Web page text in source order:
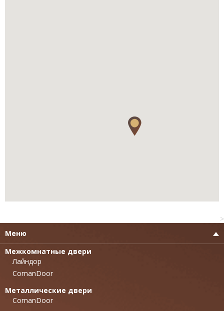
>
Меню
Межкомнатные двери
Лайндор
ComanDoor
Металлические двери
ComanDoor